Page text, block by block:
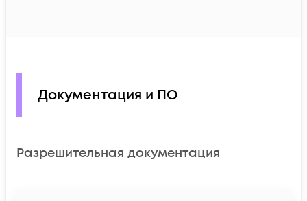
Документация и ПО
Разрешительная документация